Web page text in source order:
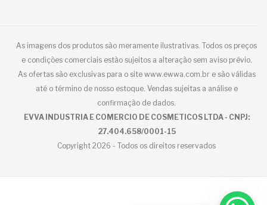
As imagens dos produtos são meramente ilustrativas. Todos os preços
e condições comerciais estão sujeitos a alteração sem aviso prévio.
As ofertas são exclusivas para o site www.ewwa.com.br e são válidas
até o término de nosso estoque. Vendas sujeitas a análise e
confirmação de dados.
EVVA INDUSTRIA E COMERCIO DE COSMETICOS LTDA - CNPJ:
27.404.658/0001-15
Copyright 2026 - Todos os direitos reservados